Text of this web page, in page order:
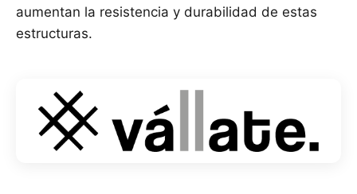
aumentan la resistencia y durabilidad de estas
estructuras.